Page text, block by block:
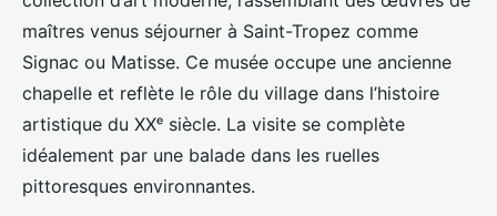
maîtres venus séjourner à Saint-Tropez comme
Signac ou Matisse. Ce musée occupe une ancienne
chapelle et reflète le rôle du village dans l’histoire
artistique du XXᵉ siècle. La visite se complète
idéalement par une balade dans les ruelles
pittoresques environnantes.